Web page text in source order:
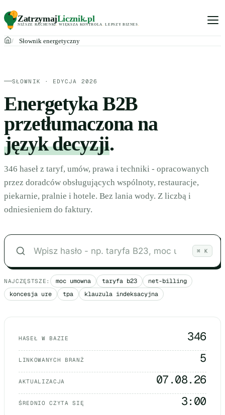
ZatrzymajLicznik.pl
NIŻSZE RACHUNKI. WIĘKSZA KONTROLA LEPSZY BIZNES
Słownik energetyczny
SŁOWNIK · EDYCJA 2026
Energetyka B2B
przetłumaczona na
język decyzji.
346 haseł z taryf, umów, prawa i techniki - opracowanych
przez doradców obsługujących wspólnoty, restauracje,
piekarnie, pralnie i hotele. Bez lania wody. Z liczbą i
odniesieniem do faktury.
⌘ K
NAJCZĘSTSZE: moc umowna taryfa b23
net-billing
koncesja ure
tpa klauzula indeksacyjna
HASEŁ W BAZIE 346
LINKOWANYCH BRANŻ 5
AKTUALIZACJA 07.08.26
ŚREDNIO CZYTA SIĘ 3:00